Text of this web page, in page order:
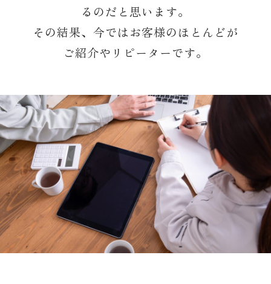
るのだと思います。
その結果、今ではお客様のほとんどが
ご紹介やリピーターです。